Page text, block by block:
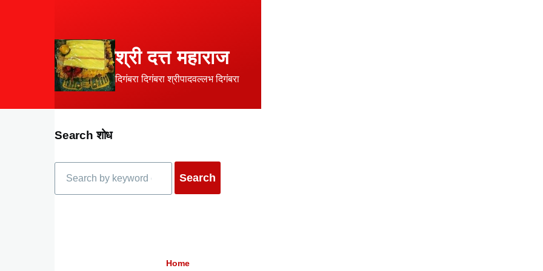
श्री दत्त महाराज
दिगंबरा दिगंबरा श्रीपादवल्लभ दिगंबरा
Search शोध
Breadcrumb
Home